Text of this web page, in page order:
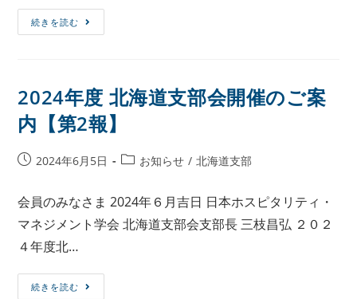
続きを読む
2024年度 北海道支部会開催のご案
内【第2報】
2024年6月5日 お知らせ / 北海道支部
会員のみなさま 2024年６月吉日 日本ホスピタリティ・
マネジメント学会 北海道支部会支部長 三枝昌弘 ２０２
４年度北…
続きを読む